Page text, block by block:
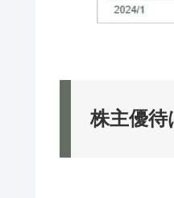
株主優待